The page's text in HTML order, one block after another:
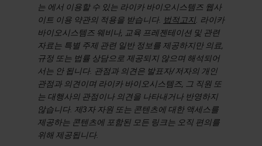
는 에서 이용할 수 있는 라이카 바이오시스템즈 웹사
이트 이용 약관의 적용을 받습니다. 법적고지. 라이카
바이오시스템즈 웨비나, 교육 프레젠테이션 및 관련
자료는 특별 주제 관련 일반 정보를 제공하지만 의료,
규정 또는 법률 상담으로 제공되지 않으며 해석되어
서는 안 됩니다. 관점과 의견은 발표자/저자의 개인
관점과 의견이며 라이카 바이오시스템즈, 그 직원 또
는 대행사의 관점이나 의견을 나타내거나 반영하지
않습니다. 제3자 자원 또는 콘텐츠에 대한 액세스를
제공하는 콘텐츠에 포함된 모든 링크는 오직 편의를
위해 제공됩니다.